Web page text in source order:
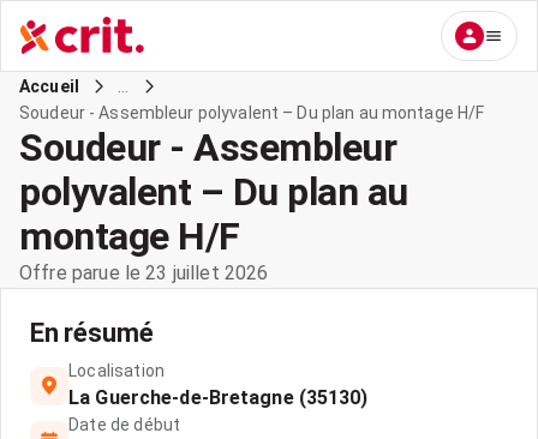
Accueil
Soudeur - Assembleur polyvalent – Du plan au montage H/F
Soudeur - Assembleur
polyvalent – Du plan au
montage H/F
Offre parue le 23 juillet 2026
En résumé
Localisation
La Guerche-de-Bretagne (35130)
Date de début